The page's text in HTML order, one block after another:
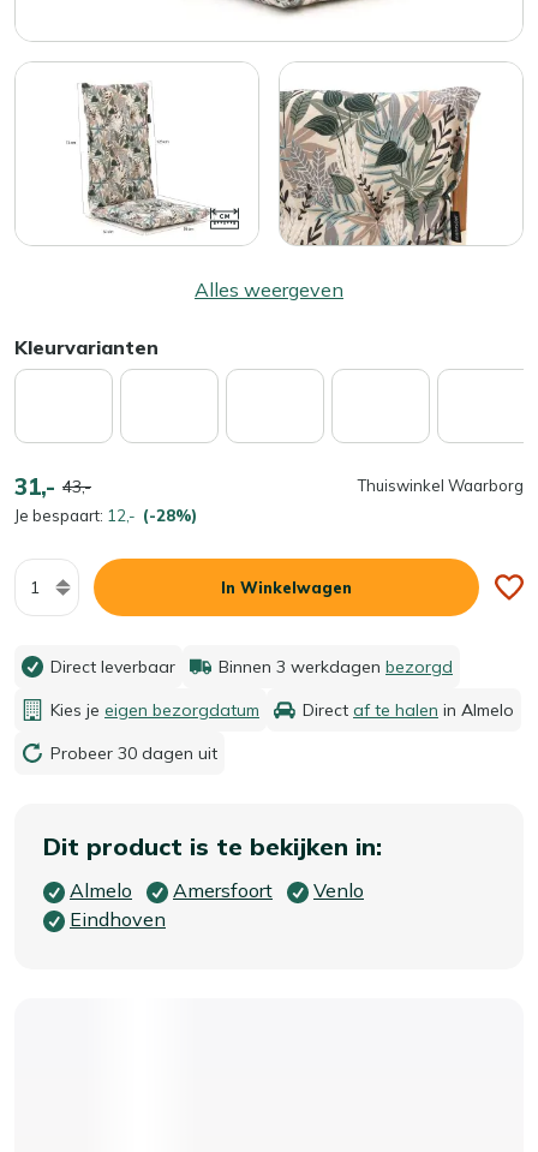
Alles weergeven
Kleurvarianten
31,- 43,-
Je bespaart: 12,- (-28%)
Thuiswinkel Waarborg
Aantal
In Winkelwagen
Direct leverbaar Binnen 3 werkdagen bezorgd
Kies je eigen bezorgdatum Direct af te halen in Almelo
Probeer 30 dagen uit
Dit product is te bekijken in:
Almelo Amersfoort
Venlo
Eindhoven